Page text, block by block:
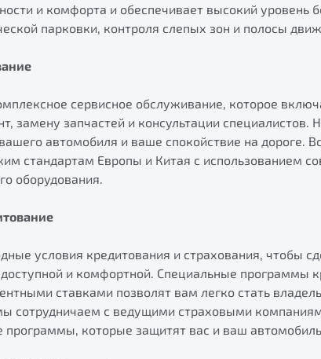
и комфорта и обеспечивает высокий уровень
парковки, контроля слепых зон и полосы
сервисное обслуживание, которое
замену запчастей и консультации специалистов.
автомобиля и ваше спокойствие на дороге.
стандартам Европы и Китая​ с использованием
оборудования.
условия кредитования и страхования, чтобы
и комфортной. Специальные программы
ставками позволят вам легко стать
сотрудничаем с ведущими страховыми
которые защитят вас и ваш